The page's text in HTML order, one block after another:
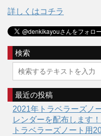
詳しくはコチラ
検索
最近の投稿
2021年トラベラーズノ
レンダーを配布します！
トラベラーズノート用